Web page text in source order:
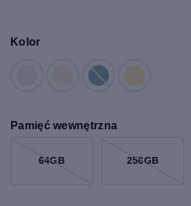
Kolor
Pamięć wewnętrzna
64GB 256GB